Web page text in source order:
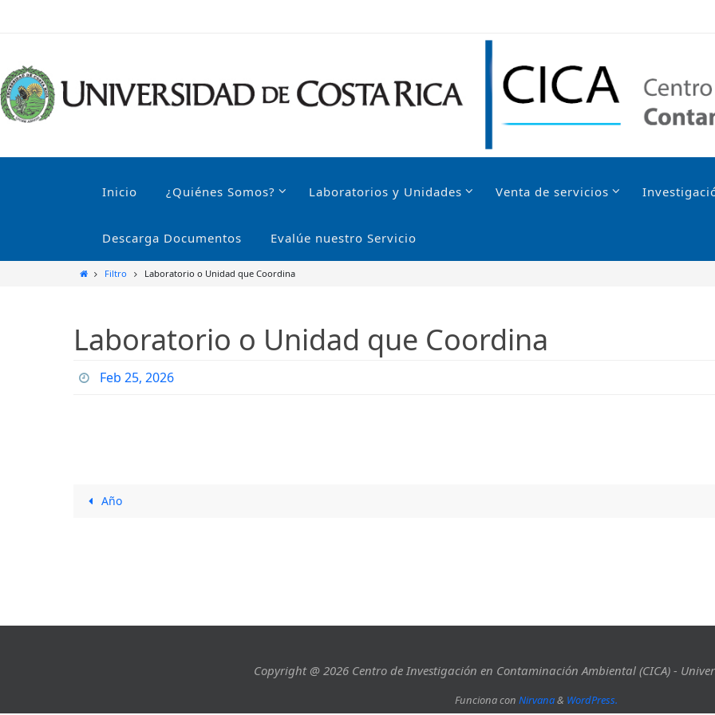
Inicio ¿Quiénes Somos? Laboratorios y Unidades Venta de servicios
Descarga Documentos Evalúe nuestro Servicio
InicioFiltro Laboratorio o Unidad que Coordina
Laboratorio o Unidad que Coordina
Feb 25, 2026
Año
Copyright @ 2026 Centro de Investigación en Contaminación Ambiental (CICA) -
Funciona con Nirvana& WordPress.